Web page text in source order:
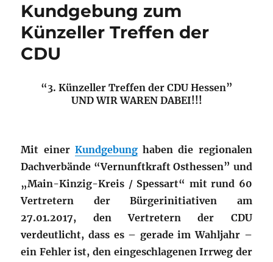
Kundgebung zum
Künzeller Treffen der
CDU
“3. Künzeller Treffen der CDU Hessen”
UND WIR WAREN DABEI!!!
Mit einer Kundgebunghaben die regionalen
Dachverbände “Vernunftkraft Osthessen” und
„Main-Kinzig-Kreis / Spessart“ mit rund 60
Vertretern der Bürgerinitiativen am
27.01.2017, den Vertretern der CDU
verdeutlicht, dass es – gerade im Wahljahr –
ein Fehler ist, den eingeschlagenen Irrweg der